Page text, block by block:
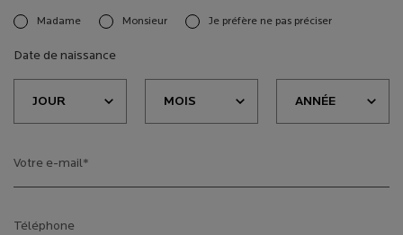
newslettersignup.title.legend
Madame Monsieur Je préfère ne pas préciser
Date de naissance
Votre e-mail*
Téléphone